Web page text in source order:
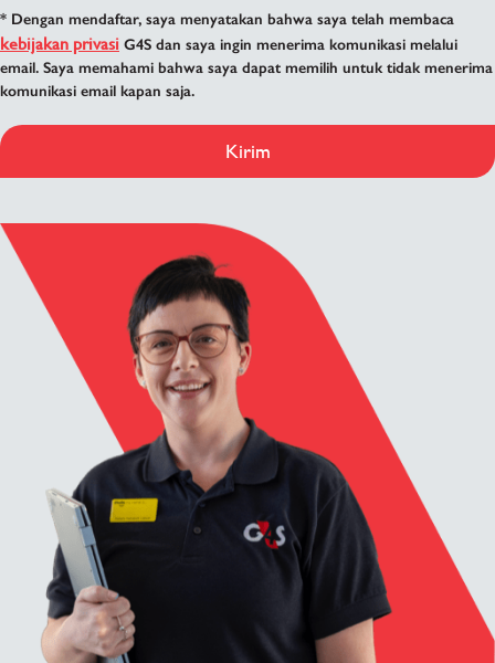
* Dengan mendaftar, saya menyatakan bahwa saya telah membaca
kebijakan privasi G4S dan saya ingin menerima komunikasi melalui
email. Saya memahami bahwa saya dapat memilih untuk tidak menerima
komunikasi email kapan saja.
Kirim